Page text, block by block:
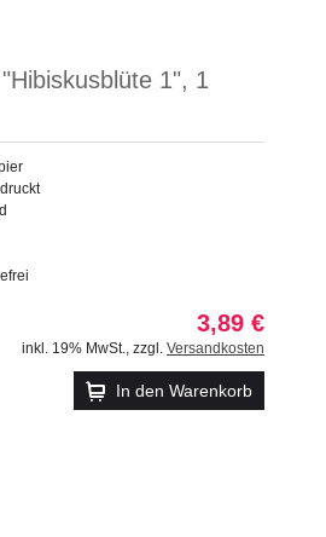
1", 1
3,89 €
inkl. 19% MwSt. zzgl. Versandkosten
In den Warenkorb